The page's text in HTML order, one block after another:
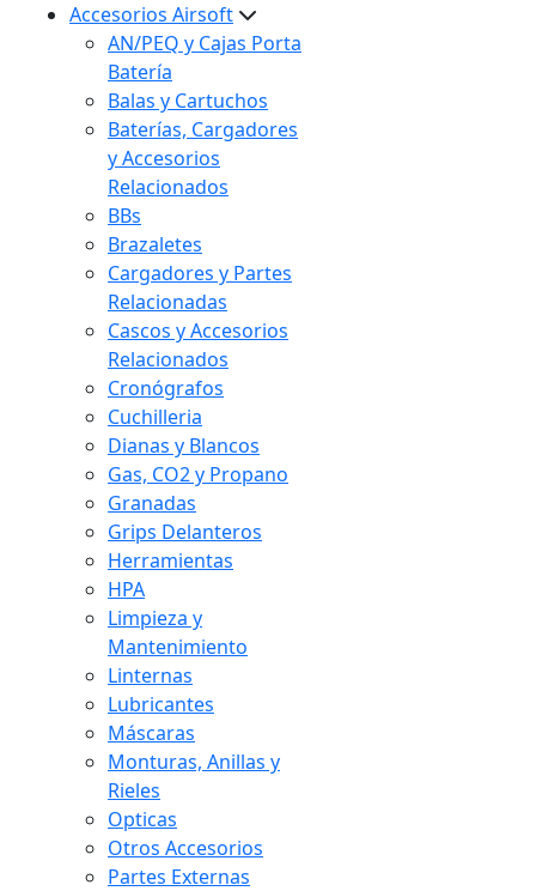
Accesorios Airsoft
AN/PEQ y Cajas Porta
Batería
Balas y Cartuchos
Baterías, Cargadores
y Accesorios
Relacionados
BBs
Brazaletes
Cargadores y Partes
Relacionadas
Cascos y Accesorios
Relacionados
Cronógrafos
Cuchilleria
Dianas y Blancos
Gas, CO2 y Propano
Granadas
Grips Delanteros
Herramientas
HPA
Limpieza y
Mantenimiento
Linternas
Lubricantes
Máscaras
Monturas, Anillas y
Rieles
Opticas
Otros Accesorios
Partes Externas